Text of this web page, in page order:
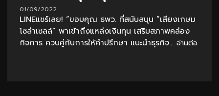
01/09/2022
LINEแชร์เลย! “ขอบคุณ ธพว. ที่สนับสนุน “เสียงเกษม
โซล่าเซลล์” พาเข้าถึงแหล่งเงินทุน เสริมสภาพคล่อง
กิจการ ควบคู่กับการให้คำปรึกษา แนะนำธุรกิจ... อ่านต่อ